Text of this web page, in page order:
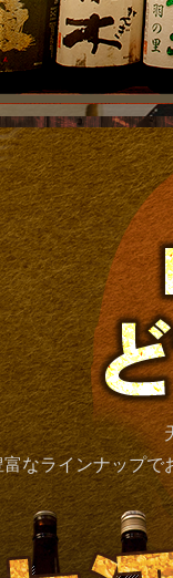
富なラインナップで